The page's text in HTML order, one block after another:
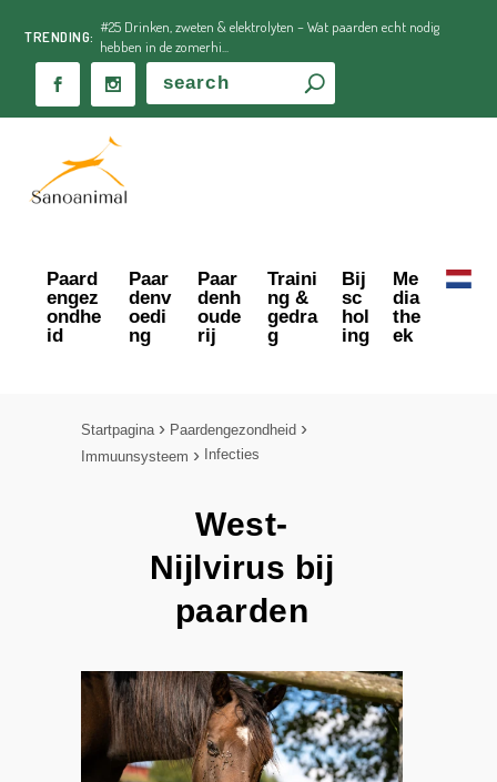
TRENDING:
#25 Drinken, zweten & elektrolyten – Wat paarden echt nodig
hebben in de zomerhi...
Paard
engez
ondhe
id
Paar
denv
oedi
ng
Paar
denh
oude
rij
Traini
ng &
gedra
g
Bij
sc
hol
ing
Me
dia
the
ek
Startpagina
Paardengezondheid
Immuunsysteem
Infecties
West-
Nijlvirus bij
paarden